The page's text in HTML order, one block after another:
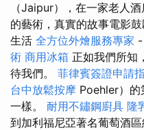
（Jaipur），在一家老人
的藝術，真實的故事電影
生活 全方位外燴服務專家 -
術 商用冰箱 正如我們所知
待我們。 菲律賓簽證申請
台中放鬆按摩 Poehler）的
一樣。 耐用不鏽鋼廚具 隆
到加利福尼亞著名葡萄酒